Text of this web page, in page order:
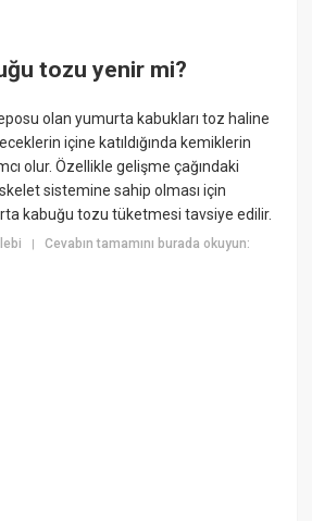
tozu yenir mi?
olan yumurta kabukları toz haline
içine katıldığında kemiklerin
olur. Özellikle gelişme çağındaki
sistemine sahip olması için
kabuğu tozu tüketmesi tavsiye edilir.
|Cevabın tamamını burada okuyun: